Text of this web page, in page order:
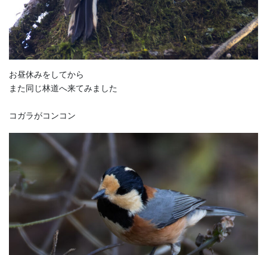
お昼休みをしてから
また同じ林道へ来てみました
コガラがコンコン